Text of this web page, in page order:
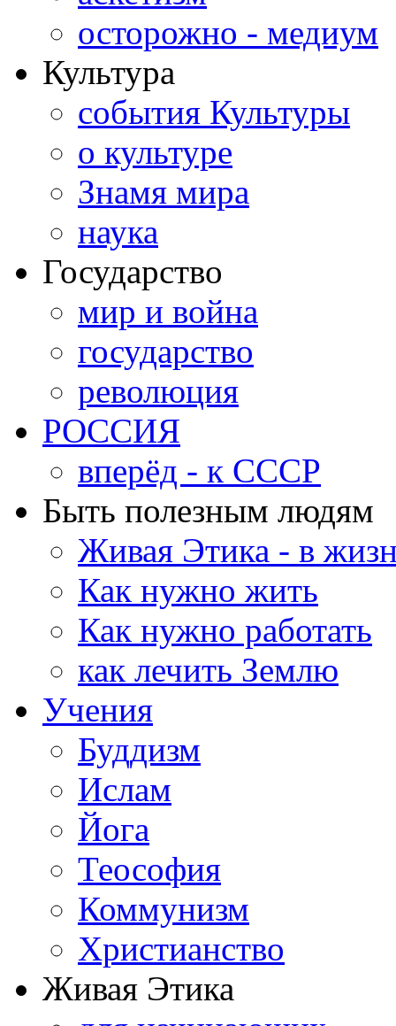
осторожно - медиум
Культура
события Культуры
о культуре
Знамя мира
наука
Государство
мир и война
государство
революция
РОССИЯ
вперёд - к СССР
Быть полезным людям
Живая Этика - в
Как нужно жить
Как нужно работать
как лечить Землю
Учения
Буддизм
Ислам
Йога
Теософия
Коммунизм
Христианство
Живая Этика